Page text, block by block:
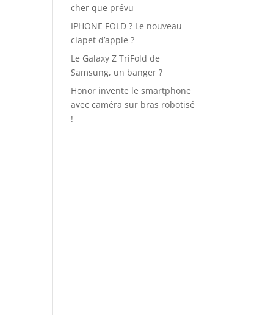
cher que prévu
IPHONE FOLD ? Le nouveau
clapet d’apple ?
Le Galaxy Z TriFold de
Samsung, un banger ?
Honor invente le smartphone
avec caméra sur bras robotisé
!